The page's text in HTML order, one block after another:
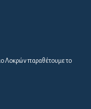
Λοκρών παραθέτουμε το